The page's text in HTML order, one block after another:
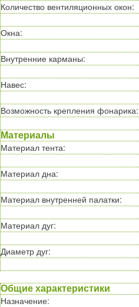
Количество вентиляционных окон:
Окна:
Внутренние карманы:
Навес:
Возможность крепления фонарика:
Материалы
Материал тента:
Материал дна:
Материал внутренней палатки:
Материал дуг:
Диаметр дуг:
Общие характеристики
Назначение: